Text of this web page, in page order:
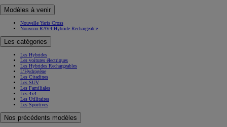
Modèles à venir
Nouvelle Yaris Cross
Nouveau RAV4 Hybride Rechargeable
Les catégories
Les Hybrides
Les voitures électriques
Les Hybrides Rechargeables
L'Hydrogène
Les Citadines
Les SUV
Les Familiales
Les 4x4
Les Utilitaires
Les Sportives
Nos précédents modèles